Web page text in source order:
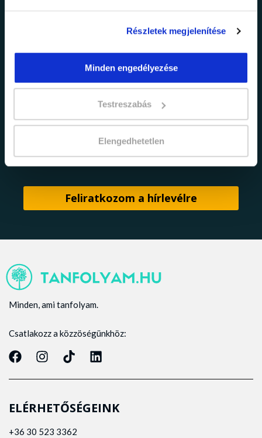
Részletek megjelenítése
Minden engedélyezése
Testreszabás
Elengedhetetlen
Értesülj elsőként legújabb tanfolyamainkról,
Minden, ami tanfolyam.
Csatlakozz a közzöségünkhöz:
ELÉRHETŐSÉGEINK
+36 30 523 3362